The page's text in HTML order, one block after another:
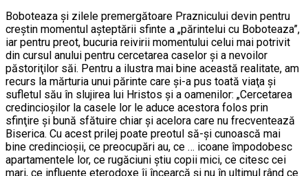
Boboteaza şi zilele premergătoare Praznicului devin pentru
creştin momentul aşteptării sfinte a „părintelui cu Boboteaza”,
iar pentru preot, bucuria reivirii momentului celui mai potrivit
din cursul anului pentru cercetarea caselor şi a nevoilor
păstoriţilor săi. Pentru a ilustra mai bine această realitate, am
recurs la mărturia unui părinte care şi-a pus toată viaţa şi
sufletul său în slujirea lui Hristos şi a oamenilor: „Cercetarea
credincioşilor la casele lor le aduce acestora folos prin
sfinţire şi bună sfătuire chiar şi acelora care nu frecventează
Biserica. Cu acest prilej poate preotul să-şi cunoască mai
bine credincioşii, ce preocupări au, ce … icoane împodobesc
apartamentele lor, ce rugăciuni ştiu copii mici, ce citesc cei
mari, ce influenţe eterodoxe îi încearcă şi nu în ultimul rând ce